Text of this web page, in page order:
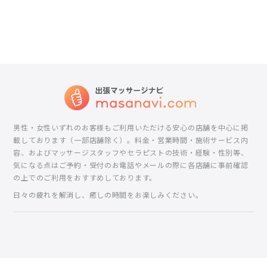
男性・女性いずれのお客様もご利用いただける安心の店舗を中心に掲
載しております（一部店舗除く）。料金・営業時間・施術サービス内
容、およびマッサージスタッフやセラピストの技術・経験・性別等、
気になる点はご予約・受付のお電話やメールの際に各店舗に事前確認
の上でのご利用をおすすめしております。
日々の疲れを解消し、癒しの時間をお楽しみください。